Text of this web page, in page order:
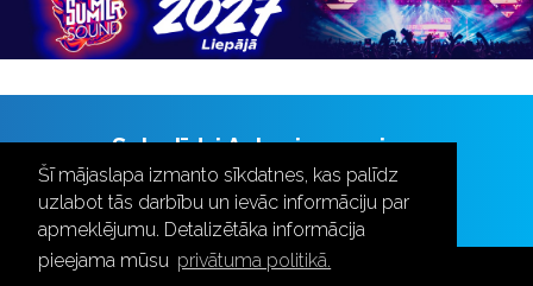
Šī mājaslapa izmanto sīkdatnes, kas palīdz
uzlabot tās darbību un ievāc informāciju par
apmeklējumu. Detalizētāka informācija
pieejama mūsu privātuma politikā.
Seko līdzi Aulas jaunumiem